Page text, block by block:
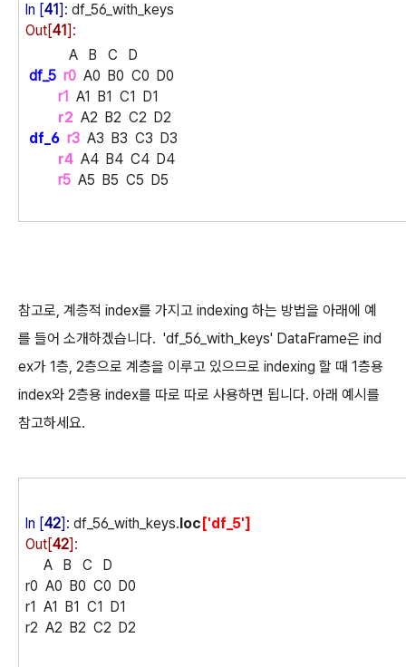
In [41]: df_56_with_keys
Out[41]:
A B C D
df_5 r0 A0 B0 C0 D0
r1 A1 B1 C1 D1
r2 A2 B2 C2 D2
df_6 r3 A3 B3 C3 D3
r4 A4 B4 C4 D4
r5 A5 B5 C5 D5
참고로, 계층적 index를 가지고 indexing 하는 방법을 아래에 예
를 들어 소개하겠습니다. 'df_56_with_keys' DataFrame은 ind
ex가 1층, 2층으로 계층을 이루고 있으므로 indexing 할 때 1층용
index와 2층용 index를 따로 따로 사용하면 됩니다. 아래 예시를
참고하세요.
In [42]: df_56_with_keys.loc['df_5']
Out[42]:
A B C D
r0 A0 B0 C0 D0
r1 A1 B1 C1 D1
r2 A2 B2 C2 D2